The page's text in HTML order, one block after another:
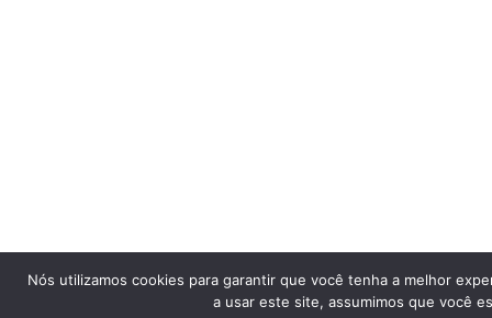
Nós utilizamos cookies para garantir que você tenha a melhor
a usar este site, assumimos que você